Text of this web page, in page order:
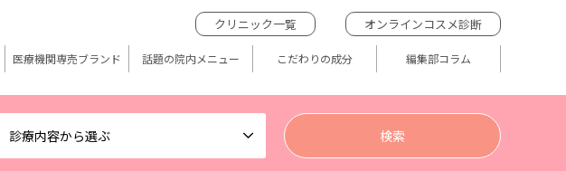
診療内容から選ぶ
クリニック一覧 オンラインコスメ診断
医療機関専売ブランド 話題の院内メニュー こだわりの成分 編集部コラム